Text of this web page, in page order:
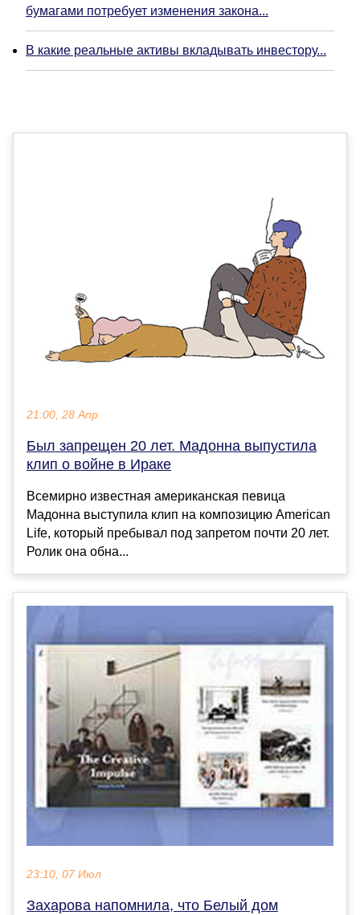
бумагами потребует изменения закона...
В какие реальные активы вкладывать инвестору...
21:00, 28 Апр
Был запрещен 20 лет. Мадонна выпустила
клип о войне в Ираке
Всемирно известная американская певица
Мадонна выступила клип на композицию American
Life, который пребывал под запретом почти 20 лет.
Ролик она обна...
23:10, 07 Июл
Захарова напомнила, что Белый дом